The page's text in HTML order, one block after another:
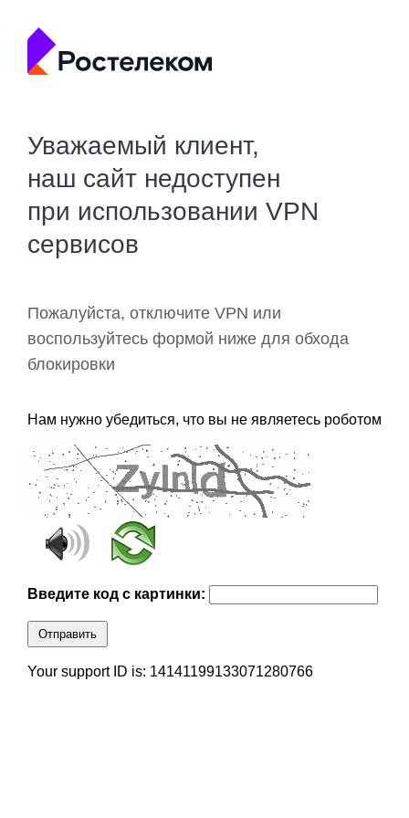
Уважаемый клиент,
наш сайт недоступен
при использовании VPN
сервисов
Пожалуйста, отключите VPN или
воспользуйтесь формой ниже для обхода
блокировки
Нам нужно убедиться, что вы не являетесь роботом
Введите код с картинки:
Отправить
Your support ID is: 14141199133071280766